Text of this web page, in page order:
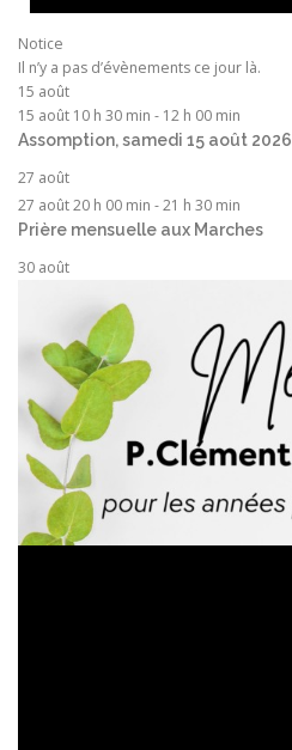
Notice
Il n’y a pas d’évènements ce jour là.
15 août
15 août 10 h 30 min - 12 h 00 min
Assomption, samedi 15 août 2026
27 août
27 août 20 h 00 min -21 h 30 min
Prière mensuelle aux Marches
30 août